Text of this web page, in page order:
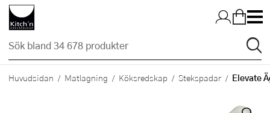
Hopp till huvudinnehållet
Huvudsidan Matlagning Köksredskap Stekspadar Elevate